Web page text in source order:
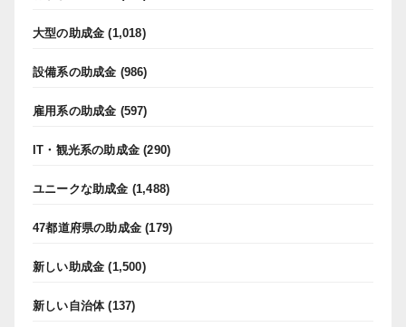
大型の助成金 (1,018)
設備系の助成金 (986)
雇用系の助成金 (597)
IT・観光系の助成金 (290)
ユニークな助成金 (1,488)
47都道府県の助成金 (179)
新しい助成金 (1,500)
新しい自治体(137)